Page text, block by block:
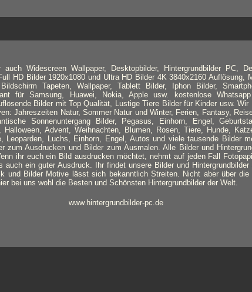
Widescreen Wallpaper, Desktopbilder, Hintergrundbilder PC,
HD Bilder 1920x1080 und Ultra HD Bilder 4K 3840x2160 Auflösung,
Bildschirm Tapeten, Wallpaper, Tablett Bilder, Iphon Bilder,
für Samsung, Huawei, Nokia, Apple usw. kostenlose
Bilder mit Top Qualität, Lustige Tiere Bilder für Kinder usw. Wir
Jahreszeiten Natur, Sommer Natur und Winter, Ferien, Fantasy,
Sonnenuntergang Bilder, Pegasus, Einhorn, Engel,
Halloween, Advent, Weihnachten, Blumen, Rosen, Tiere, Hunde,
Leoparden, Luchs, Einhorn, Engel, Autos und viele tausende Bilder
zum Ausdrucken und Bilder zum Ausmalen. Alle Bilder und
ihr euch ein Bild ausdrucken möchtet, nehmt auf jeden Fall
auch ein guter Ausdruck. Ihr findet unsere Bilder und
und Bilder Motive lässt sich bekanntlich Streiten. Nicht aber über die
bei uns wohl die Besten und Schönsten Hintergrundbilder der Welt.
www.hintergrundbilder-pc.de